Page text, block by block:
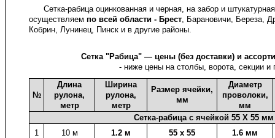
Сетка-рабица оцинкованная и черная, на забор и
осуществляем по всей области - Брест, Барановичи, Береза,
Кобрин, Лунинец, Пинск и в другие районы.
Сетка "Рабица" — цены (без доставки) и
- ниже цены на столбы, ворота, секции и
№
Длина
рулона,
метр
Ширина
рулона,
метр
Размер ячейки,
мм
Диаметр
проволоки,
мм
Сетка-рабица с ячейкой 55 X 55
1
10 м 1.2 м 55 х 55
1.6 мм